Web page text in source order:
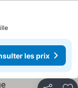
les prix